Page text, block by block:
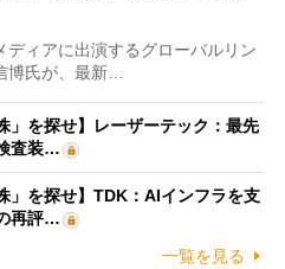
ィアに出演するグローバルリン
博氏が、最新…
」を探せ】レーザーテック：最先
査装…
」を探せ】TDK：AIインフラを支
再評…
一覧を見る